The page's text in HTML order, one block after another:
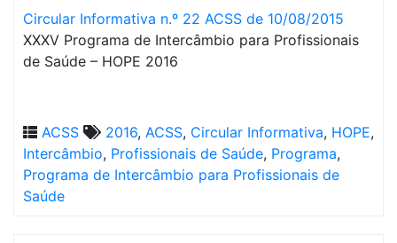
Circular Informativa n.º 22 ACSS de 10/08/2015
XXXV Programa de Intercâmbio para Profissionais
de Saúde – HOPE 2016
ACSS 2016, ACSS, Circular Informativa, HOPE,
Intercâmbio, Profissionais de Saúde, Programa,
Programa de Intercâmbio para Profissionais de
Saúde